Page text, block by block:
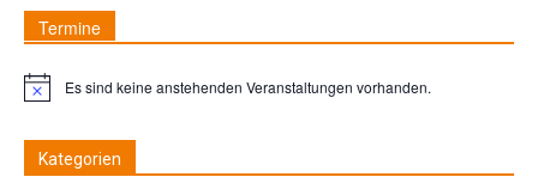
Termine
HinweisEs sind keine anstehenden Veranstaltungen vorhanden.
Kategorien